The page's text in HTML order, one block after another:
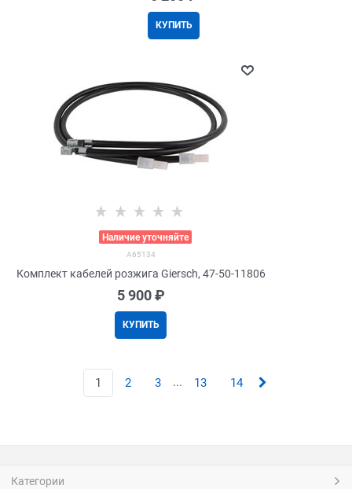
КУПИТЬ
Наличие уточняйте
A65134
Комплект кабелей розжига Giersch, 47-50-11806
5 900 ₽
КУПИТЬ
1 2 3 ... 13 14
Категории